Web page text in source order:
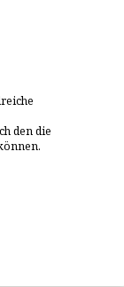
den die